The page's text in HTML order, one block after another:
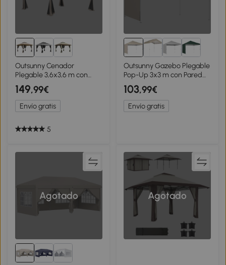
Outsunny Cenador
Plegable 3,6x3,6 m con
Laterales de Malla UPF50+
Altura Ajustable Bolsa con
Ruedas y Bolsas de Arena
Beige
149,99€
Envío gratis
5
Outsunny Gazebo Plegable
Pop-Up 3x3 m con Pared
Lateral, en Metal y Tela
Oxford, Beige
103,99€
Envío gratis
Agotado Agotado